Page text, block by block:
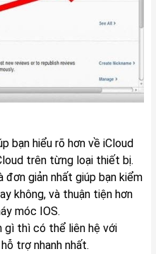
bạn hiểu rõ hơn về iCloud
trên từng loại thiết bị.
đơn giản nhất giúp bạn kiểm
không, và thuận tiện hơn
móc IOS.
gì thì có thể liên hệ với
trợ nhanh nhất.